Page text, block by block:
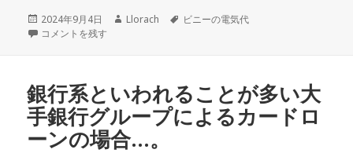
投
稿
2024年9月4日
作
Llorach
タ
ビニーの電気代
いまどき…。 に
コメントを残す
銀行系といわれることが多い大
手銀行グループによるカードロ
ーンの場合…。